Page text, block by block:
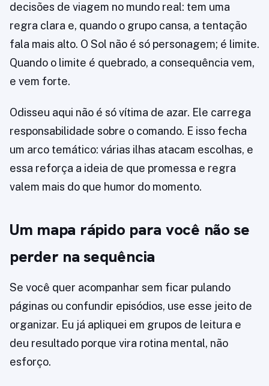
decisões de viagem no mundo real: tem uma
regra clara e, quando o grupo cansa, a tentação
fala mais alto. O Sol não é só personagem; é limite.
Quando o limite é quebrado, a consequência vem,
e vem forte.
Odisseu aqui não é só vítima de azar. Ele carrega
responsabilidade sobre o comando. E isso fecha
um arco temático: várias ilhas atacam escolhas, e
essa reforça a ideia de que promessa e regra
valem mais do que humor do momento.
Um mapa rápido para você não se
perder na sequência
Se você quer acompanhar sem ficar pulando
páginas ou confundir episódios, use esse jeito de
organizar. Eu já apliquei em grupos de leitura e
deu resultado porque vira rotina mental, não
esforço.